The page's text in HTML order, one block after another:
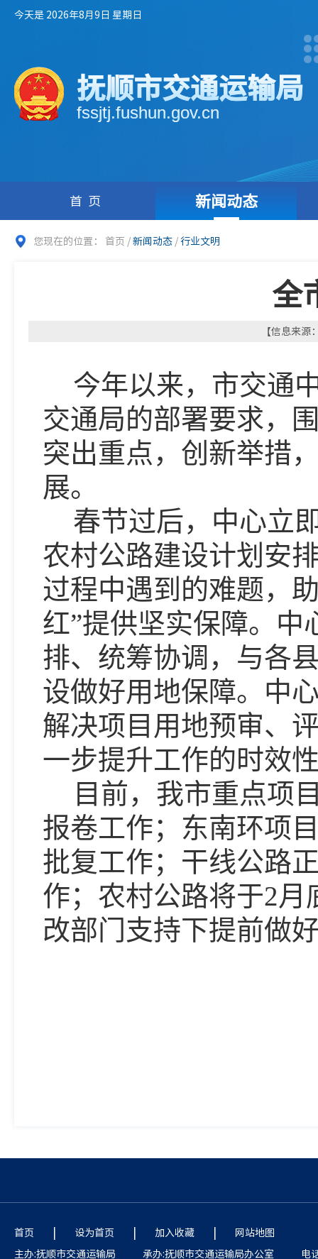
今天是 2026年8月9日 星期日
抚顺市交通运输局
fssjtj.fushun.gov.cn
首页 新闻动态
您现在的位置： 首页 /新闻动态 /行业文明
全
【信息来
今年以来，市交通
交通局的部署要求，
突出重点，创新举措
展。
春节过后，中心立
农村公路建设计划安
过程中遇到的难题，
红”提供坚实保障。
排、统筹协调，与各
设做好用地保障。中
解决项目用地预审、
一步提升工作的时效
目前，我市重点项
报卷工作；东南环项
批复工作；干线公路
作；农村公路将于2
改部门支持下提前做
首页 | 设为首页 | 加入收藏 |
网站地图
主办:抚顺市交通运输局
承办:抚顺市交通运输局办公室
电